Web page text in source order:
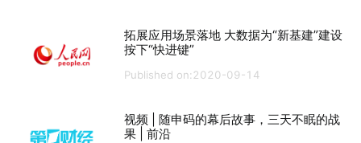
拓展应用场景落地 大数据为“新基建”建设
按下“快进键”
Published on:2020-09-14
视频 | 随申码的幕后故事，三天不眠的战
果 | 前沿